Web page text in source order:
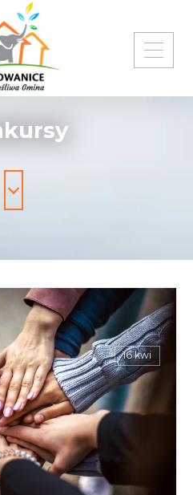
i wydarzenia Konkursy
16 kwi